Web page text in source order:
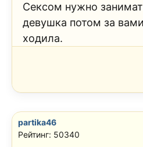
Сексом нужно
девушка потом за
ходила.
partika46
Рейтинг: 50340